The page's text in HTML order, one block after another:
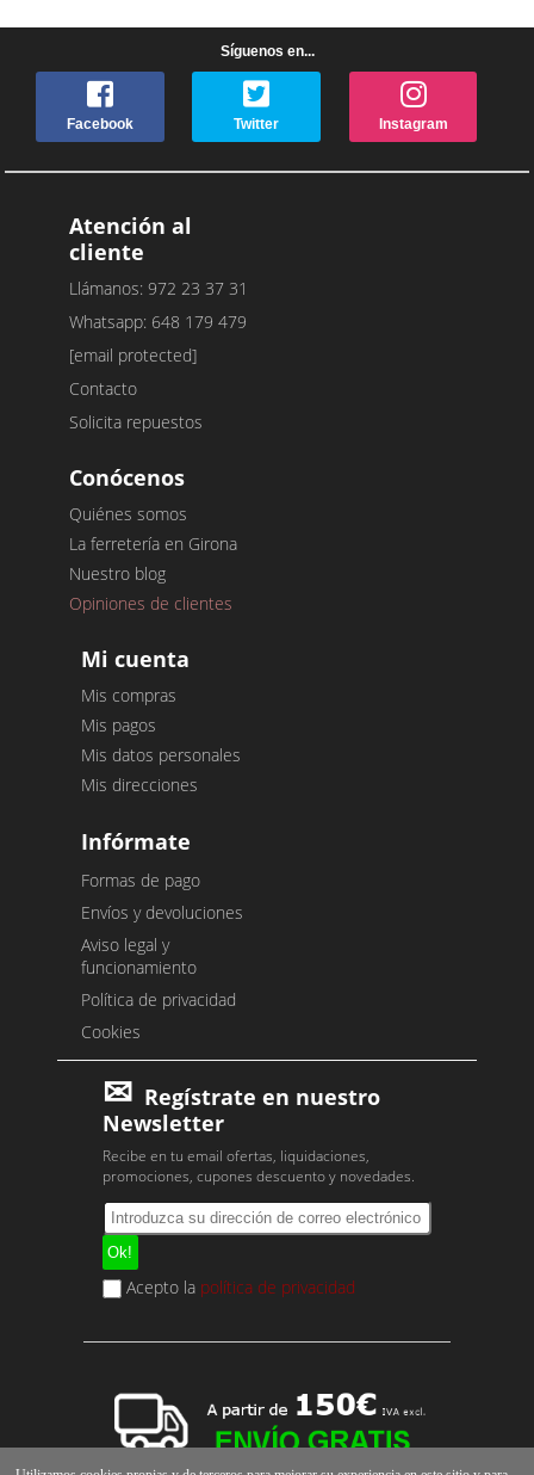
Síguenos en...
Facebook Twitter Instagram
Atención al
cliente
Llámanos: 972 23 37 31
Whatsapp: 648 179 479
[email protected]
Contacto
Solicita repuestos
Conócenos
Quiénes somos
La ferretería en Girona
Nuestro blog
Opiniones de clientes
Mi cuenta
Mis compras
Mis pagos
Mis datos personales
Mis direcciones
Infórmate
Formas de pago
Envíos y devoluciones
Aviso legal y
funcionamiento
Política de privacidad
Cookies
Regístrate en nuestro
Newsletter
Recibe en tu email ofertas, liquidaciones,
promociones, cupones descuento y novedades.
Acepto la política de privacidad